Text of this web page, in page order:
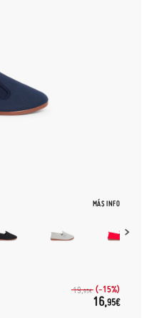
MÁS INFO
19,95€ (-15%)
16,95€